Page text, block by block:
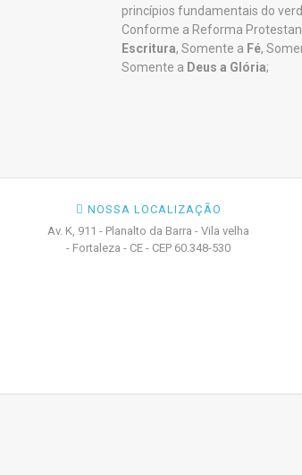
princípios fundamentais do
Conforme a Reforma
Escritura, Somente a Fé,
Somente a Deus a Glória;
NOSSA LOCALIZAÇÃO
Av. K, 911 - Planalto da Barra - Vila velha
- Fortaleza - CE - CEP 60.348-530